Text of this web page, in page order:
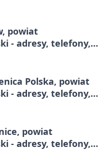
powiat
- adresy, telefony,
Polska, powiat
- adresy, telefony,
powiat
- adresy, telefony,